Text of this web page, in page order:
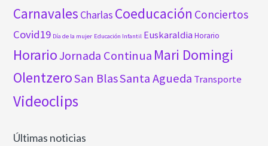
Carnavales Charlas Coeducación Conciertos
Covid19 Día de la mujer Educación Infantil Euskaraldia Horario
HorarioJornada Continua Mari Domingi
OlentzeroSan BlasSanta Agueda Transporte
Videoclips
Últimas noticias